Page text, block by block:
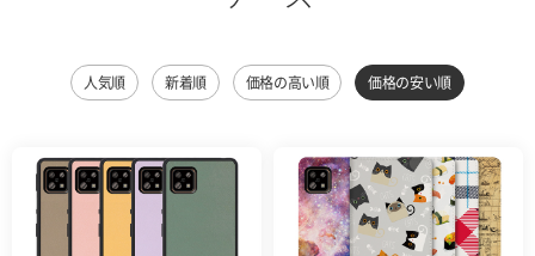
人気順 新着順 価格の高い順 価格の安い順